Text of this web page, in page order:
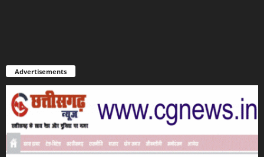
Advertisements